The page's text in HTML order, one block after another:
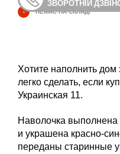
ЗВОРОТНІЙ
- НЕМАЄ НА СКЛАДІ
Хотите наполнить
легко сделать, если
Украинская 11.
Наволочка выполнена
и украшена красно-
переданы старинные